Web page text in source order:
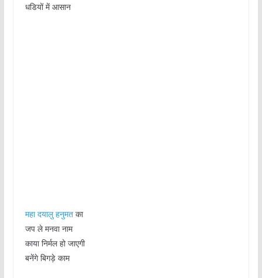
धडियों में आसान
महा दयालु हनुमतका
जप ले मनवा नाम
काया निर्मल हो जाएगी
बनेंगे बिगड़े काम